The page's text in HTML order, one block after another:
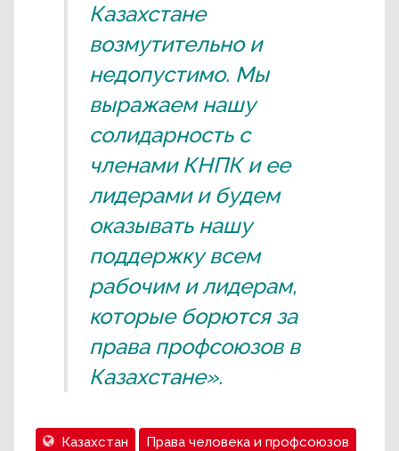
Казахстане
возмутительно и
недопустимо. Мы
выражаем нашу
солидарность с
членами КНПК и ее
лидерами и будем
оказывать нашу
поддержку всем
рабочим и лидерам,
которые борются за
права профсоюзов в
Казахстане».
Казахстан Права человека и профсоюзов